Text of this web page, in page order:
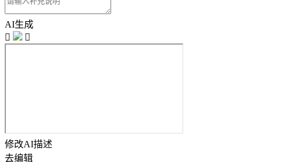
AI生成


修改AI描述
去编辑